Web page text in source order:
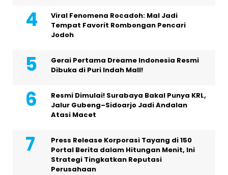
Viral Fenomena Rocadoh: Mal Jadi
Tempat Favorit Rombongan Pencari
Jodoh
Gerai Pertama Dreame Indonesia Resmi
Dibuka di Puri Indah Mall!
Resmi Dimulai! Surabaya Bakal Punya KRL,
Jalur Gubeng–Sidoarjo Jadi Andalan
Atasi Macet
Press Release Korporasi Tayang di 150
Portal Berita dalam Hitungan Menit, Ini
Strategi Tingkatkan Reputasi
Perusahaan